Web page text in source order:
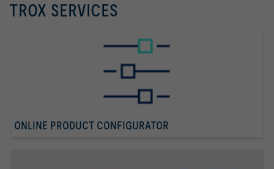
TROX SERVICES
ONLINE PRODUCT CONFIGURATOR